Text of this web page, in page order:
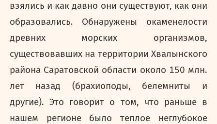
взялись и как давно они существуют, как они
образовались. Обнаружены окаменелости
древних морских организмов,
существовавших на территории Хвалынского
района Саратовской области около 150 млн.
лет назад (брахиоподы, белемниты и
другие). Это говорит о том, что раньше в
нашем регионе было теплое неглубокое